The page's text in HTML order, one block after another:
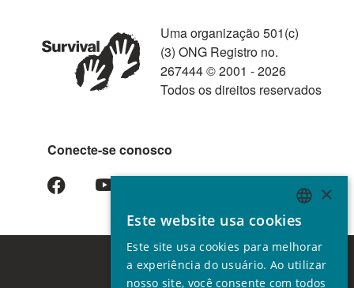
Conecte-se conosco
Uma organização 501(c)
(3) ONG Registro no.
267444 © 2001 - 2026
Todos os direitos reservados
ENGLISH
GERMAN
SPANISH
×
Este website usa cookies
Este site usa cookies para melhorar
a experiência do usuário. Ao utilizar
nosso site, você consente com todos